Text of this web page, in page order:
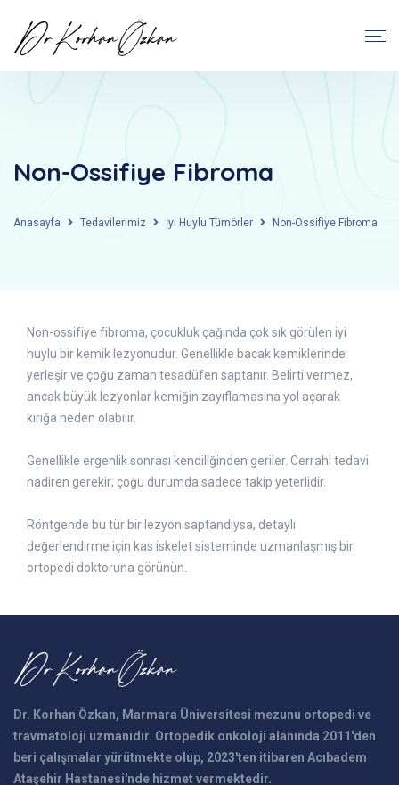
Non-Ossifiye Fibroma
Anasayfa Tedavilerimiz İyi Huylu Tümörler Non-Ossifiye Fibroma
Non-ossifiye fibroma, çocukluk çağında çok sık görülen iyi
huylu bir kemik lezyonudur. Genellikle bacak kemiklerinde
yerleşir ve çoğu zaman tesadüfen saptanır. Belirti vermez,
ancak büyük lezyonlar kemiğin zayıflamasına yol açarak
kırığa neden olabilir.
Genellikle ergenlik sonrası kendiliğinden geriler. Cerrahi tedavi
nadiren gerekir; çoğu durumda sadece takip yeterlidir.
Röntgende bu tür bir lezyon saptandıysa, detaylı
değerlendirme için kas iskelet sisteminde uzmanlaşmış bir
ortopedi doktoruna görünün.
Dr. Korhan Özkan, Marmara Üniversitesi mezunu ortopedi ve
travmatoloji uzmanıdır. Ortopedik onkoloji alanında 2011'den
beri çalışmalar yürütmekte olup, 2023'ten itibaren Acıbadem
Ataşehir Hastanesi'nde hizmet vermektedir.